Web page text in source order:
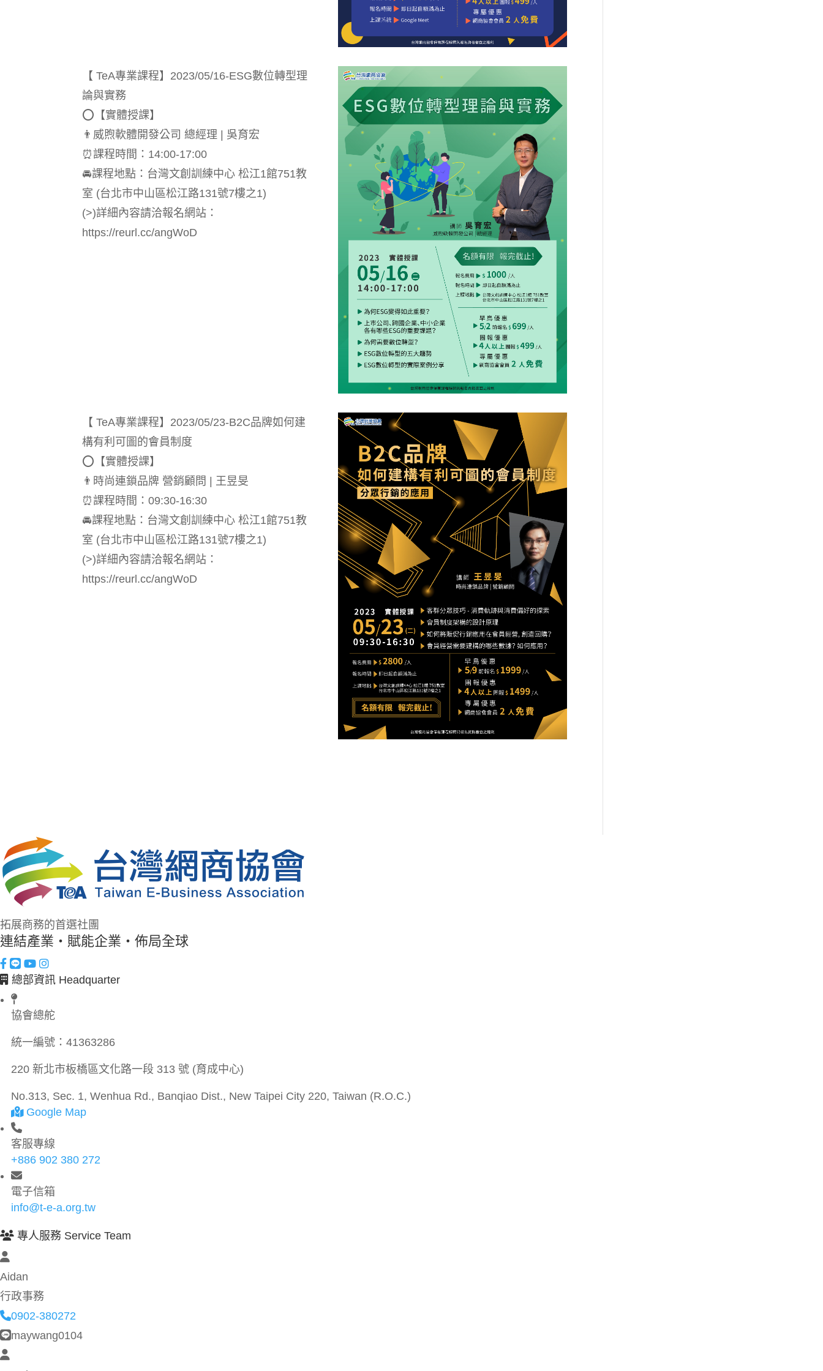
【 TeA專業課程】2023/05/16-ESG數位轉型理
論與實務
⭕️【實體授課】
👨‍威煦軟體開發公司 總經理 | 吳育宏
⏰課程時間：14:00-17:00
🚘課程地點：台灣文創訓練中心 松江1館751教
室 (台北市中山區松江路131號7樓之1)
(>)詳細內容請洽報名網站：
https://reurl.cc/angWoD
【 TeA專業課程】2023/05/23-B2C品牌如何建
構有利可圖的會員制度
⭕️【實體授課】
👨‍時尚連鎖品牌 營銷顧問 | 王昱旻
⏰課程時間：09:30-16:30
🚘課程地點：台灣文創訓練中心 松江1館751教
室 (台北市中山區松江路131號7樓之1)
(>)詳細內容請洽報名網站：
https://reurl.cc/angWoD
拓展商務的首選社團
連結產業・賦能企業・佈局全球
總部資訊 Headquarter
協會總舵
統一編號： 41363286
220 新北市板橋區文化路一段 313 號 (育成中心)
No.313, Sec. 1, Wenhua Rd., Banqiao Dist., New Taipei City 220, Taiwan (R.O.C.)
Google Map
客服專線
+886 902 380 272
電子信箱
info@t-e-a.org.tw
專人服務 Service Team
Aidan
行政事務
0902-380272
maywang0104